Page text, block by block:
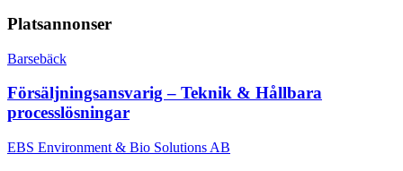
Platsannonser
Barsebäck
Försäljningsansvarig – Teknik & Hållbara
processlösningar
EBS Environment & Bio Solutions AB